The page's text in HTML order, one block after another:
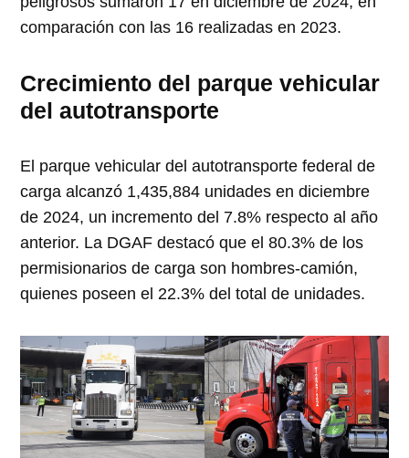
comparación con las 16 realizadas en 2023.
Crecimiento del parque vehicular
del autotransporte
El parque vehicular del autotransporte federal de
carga alcanzó 1,435,884 unidades en diciembre
de 2024, un incremento del 7.8% respecto al año
anterior. La DGAF destacó que el 80.3% de los
permisionarios de carga son hombres-camión,
quienes poseen el 22.3% del total de unidades.